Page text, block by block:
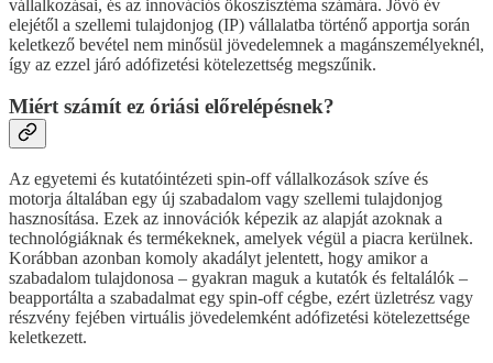
vállalkozásai, és az innovációs ökoszisztéma számára. Jövő év
elejétől a szellemi tulajdonjog (IP) vállalatba történő apportja során
keletkező bevétel nem minősül jövedelemnek a magánszemélyeknél,
így az ezzel járó adófizetési kötelezettség megszűnik.
Miért számít ez óriási előrelépésnek?
Az egyetemi és kutatóintézeti spin-off vállalkozások szíve és
motorja általában egy új szabadalom vagy szellemi tulajdonjog
hasznosítása. Ezek az innovációk képezik az alapját azoknak a
technológiáknak és termékeknek, amelyek végül a piacra kerülnek.
Korábban azonban komoly akadályt jelentett, hogy amikor a
szabadalom tulajdonosa – gyakran maguk a kutatók és feltalálók –
beapportálta a szabadalmat egy spin-off cégbe, ezért üzletrész vagy
részvény fejében virtuális jövedelemként adófizetési kötelezettsége
keletkezett.